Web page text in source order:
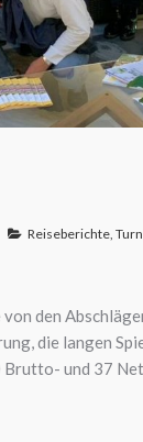
Reiseberichte
den
die langen
Brutto- und 37